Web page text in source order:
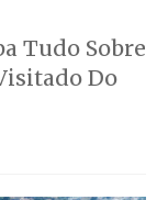
Tudo Sobre
Do